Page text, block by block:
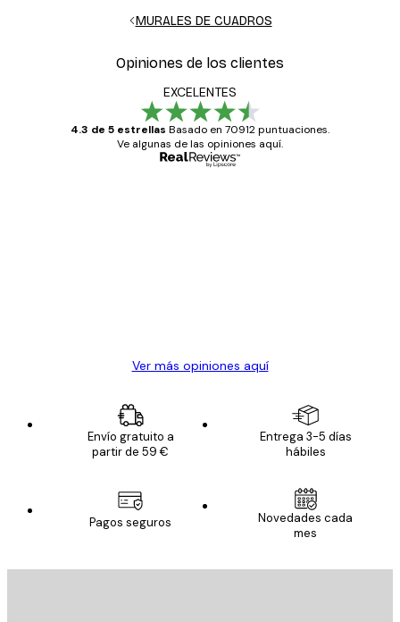
MURALES DE CUADROS
Opiniones de los clientes
EXCELENTES
4.3 de 5 estrellas Basado en 70912 puntuaciones.
Ve algunas de las opiniones aquí.
Ver más opiniones aquí
Envío gratuito a
partir de 59 €
Entrega 3-5 días
hábiles
Pagos seguros
Novedades cada
mes